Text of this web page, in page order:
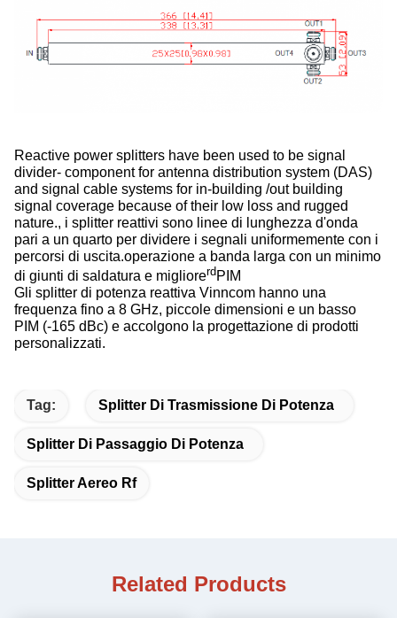
Reactive power splitters have been used to be signal
divider- component for antenna distribution system (DAS)
and signal cable systems for in-building /out building
signal coverage because of their low loss and rugged
nature., i splitter reattivi sono linee di lunghezza d'onda
pari a un quarto per dividere i segnali uniformemente con i
percorsi di uscita.operazione a banda larga con un minimo
di giunti di saldatura e migliorerdPIM
Gli splitter di potenza reattiva Vinncom hanno una
frequenza fino a 8 GHz, piccole dimensioni e un basso
PIM (-165 dBc) e accolgono la progettazione di prodotti
personalizzati.
Tag: Splitter Di Trasmissione Di Potenza
Splitter Di Passaggio Di Potenza
Splitter Aereo Rf
Related Products